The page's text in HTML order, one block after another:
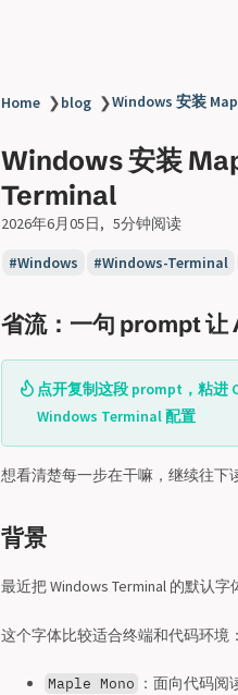
Home ❯blog ❯Windows 安装
Windows 安装
Terminal
2026年6月05日
5分钟阅读
Windows
Windows-Terminal
省流：一句 prompt 让
点开复制这段 prompt，粘进
Windows Terminal 配置
想看清楚每一步在干嘛，继续往下
背景
最近把 Windows Terminal 的默认字
这个字体比较适合终端和代码环境：
Maple Mono ：面向代码阅